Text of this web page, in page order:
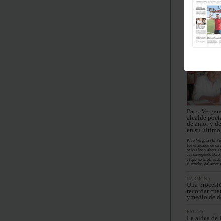
Lamuralla del
clarado Bien de
en 1949, están
ma urgente ante el
miento en algunos
muralla
Paco Vergara (El
fue el alcalde de su
ocho años y ahora
car su segundo libro
el que no habla
sí, mucho, del amor
Paco
alcalde
de amor y
en su
CARMONA
Una
recordar
ymedio de
ESTEPA
La aldea de